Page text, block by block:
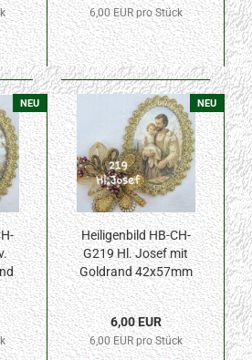
6,00 EUR pro Stück
NEU NEU
Heiligenbild HB-CH-
G219 Hl. Josef mit
Goldrand 42x57mm
6,00 EUR
6,00 EUR pro Stück